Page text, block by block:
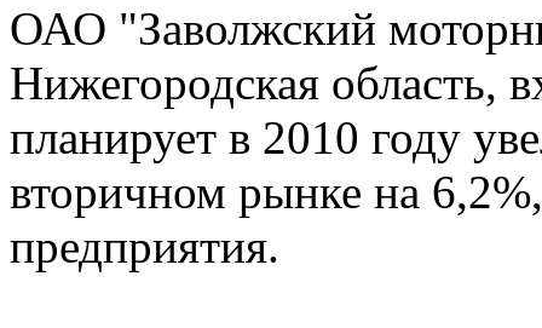
ОАО "Заволжский
Нижегородская область,
планирует в 2010 году
вторичном рынке на
предприятия.